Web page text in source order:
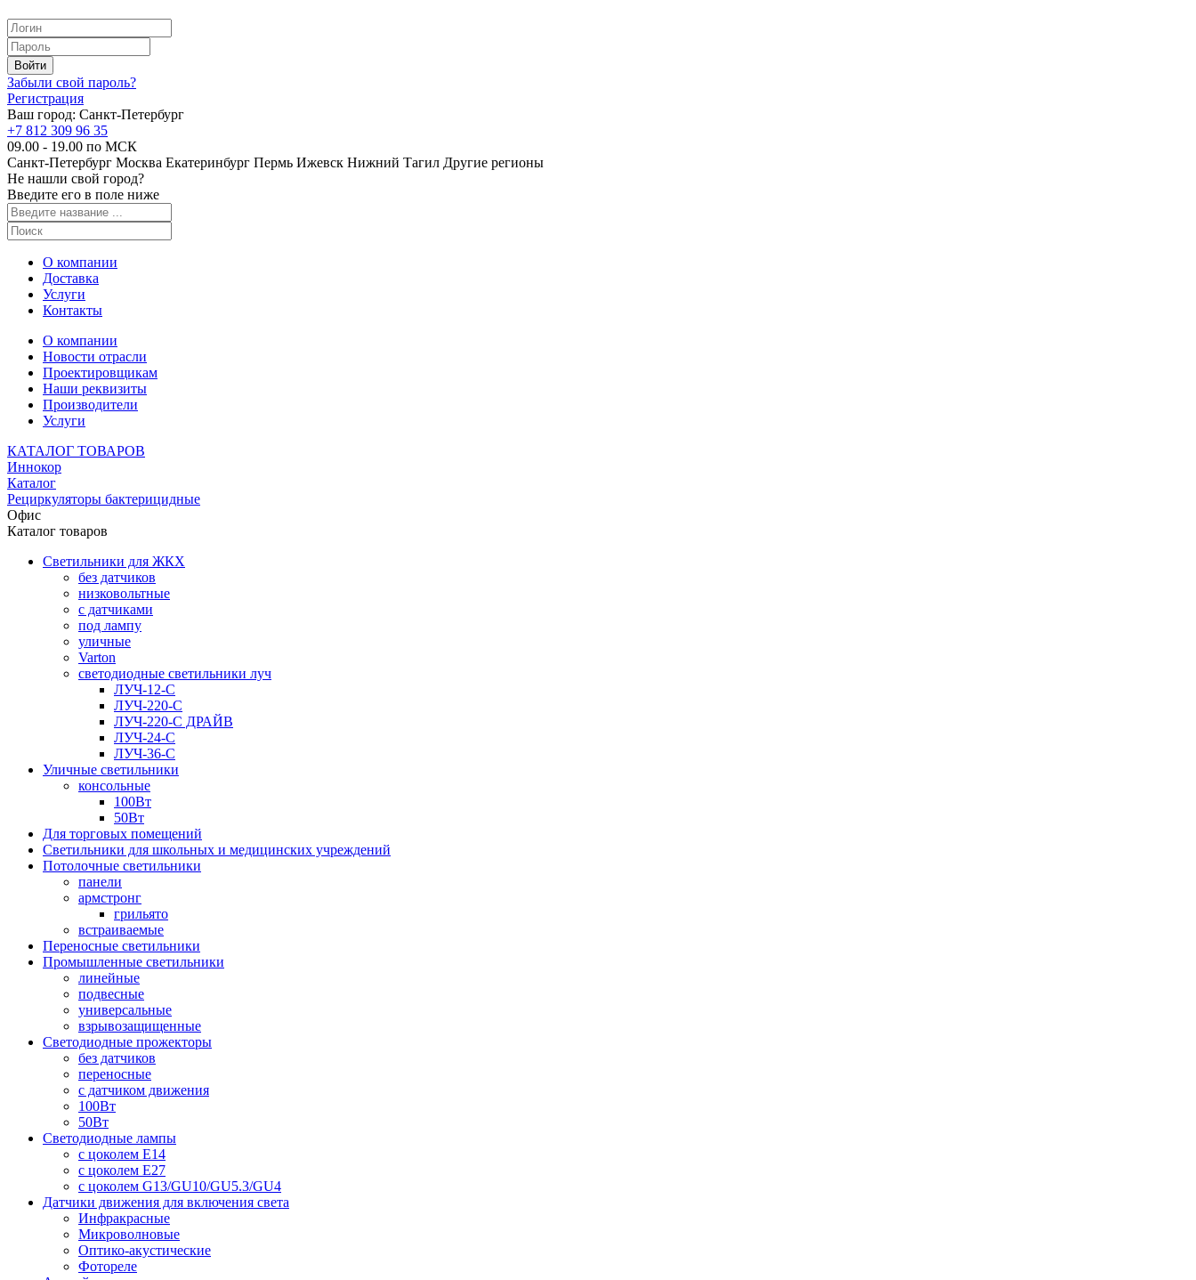
Забыли свой пароль?
Регистрация
Ваш город: Санкт-Петербург
+7 812 309 96 35
09.00 - 19.00 по МСК
Санкт-Петербург Москва Екатеринбург Пермь Ижевск Нижний Тагил Другие регионы
Не нашли свой город?
Введите его в поле ниже
О компании
Доставка
Услуги
Контакты
О компании
Новости отрасли
Проектировщикам
Наши реквизиты
Производители
Услуги
КАТАЛОГ ТОВАРОВ
Иннокор
Каталог
Рециркуляторы бактерицидные
Офис
Каталог товаров
Светильники для ЖКХ
без датчиков
низковольтные
с датчиками
под лампу
уличные
Varton
светодиодные светильники луч
ЛУЧ-12-С
ЛУЧ-220-С
ЛУЧ-220-С ДРАЙВ
ЛУЧ-24-С
ЛУЧ-36-С
Уличные светильники
консольные
100Вт
50Вт
Для торговых помещений
Светильники для школьных и медицинских учреждений
Потолочные светильники
панели
армстронг
грильято
встраиваемые
Переносные светильники
Промышленные светильники
линейные
подвесные
универсальные
взрывозащищенные
Светодиодные прожекторы
без датчиков
переносные
с датчиком движения
100Вт
50Вт
Светодиодные лампы
с цоколем E14
с цоколем E27
с цоколем G13/GU10/GU5.3/GU4
Датчики движения для включения света
Инфракрасные
Микроволновые
Оптико-акустические
Фотореле